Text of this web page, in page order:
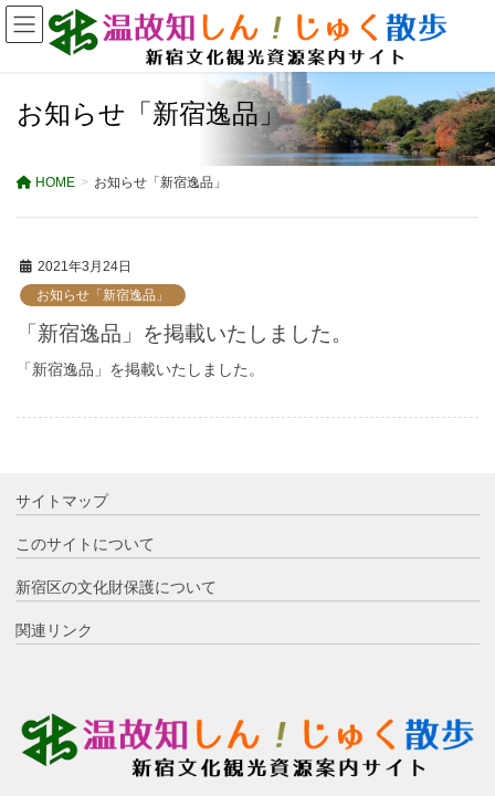
お知らせ「新宿逸品」
HOME お知らせ「新宿逸品」
2021年3月24日
お知らせ「新宿逸品」
「新宿逸品」を掲載いたしました。
「新宿逸品」を掲載いたしました。
サイトマップ
このサイトについて
新宿区の文化財保護について
関連リンク